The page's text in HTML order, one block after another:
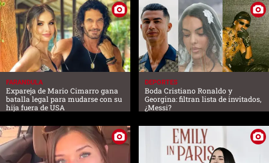
FARANDULA
Expareja de Mario Cimarro gana
batalla legal para mudarse con su
hija fuera de USA
DEPORTES
Boda Cristiano Ronaldo y
Georgina: filtran lista de invitados,
¿Messi?